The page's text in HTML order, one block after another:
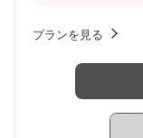
プランを見る